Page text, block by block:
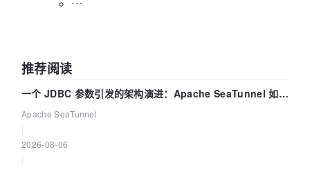
推荐阅读
一个 JDBC 参数引发的架构演进：Apache SeaTunnel 如何
解决数据同步中的“定时 Flush”难题
Apache SeaTunnel
2026-08-06